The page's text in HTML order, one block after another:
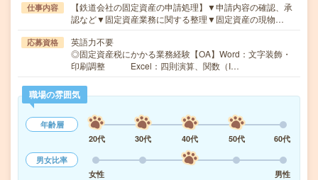
仕事内容
【鉄道会社の固定資産の申請処理】▼申請内容の確認、承
認など▼固定資産業務に関する整理▼固定資産の現物…
応募資格
英語力不要
◎固定資産税にかかる業務経験【OA】Word：文字装飾・
印刷調整 Excel：四則演算、関数（I…
職場の雰囲気
年齢層
20代
30代 40代 50代
60代
男女比率
女性
男性